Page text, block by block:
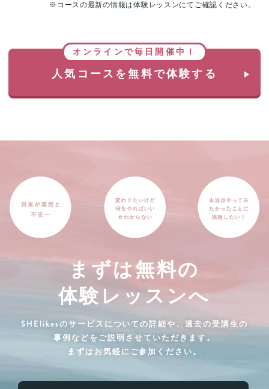
※コースの最新の情報は体験レッスンにてご確認ください。
オンラインで毎日開催中！
人気コースを無料で体験する
まずは無料の
体験レッスンへ
SHElikesのサービスについての詳細や、過去の受講生の
事例などをご説明させていただきます。
まずはお気軽にご参加ください。